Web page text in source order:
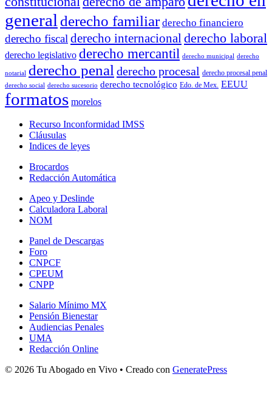
general derecho familiar derecho financiero
derecho fiscal derecho internacionalderecho laboral
derecho legislativo derecho mercantil derecho municipal derecho
notarial derecho penal derecho procesal derecho procesal penal
derecho social derecho sucesorio derecho tecnológico Edo. de Mex. EEUU
formatos morelos
Recurso Inconformidad IMSS
Cláusulas
Indices de leyes
Brocardos
Redacción Automática
Apeo y Deslinde
Calculadora Laboral
NOM
Panel de Descargas
Foro
CNPCF
CPEUM
CNPP
Salario Mínimo MX
Pensión Bienestar
Audiencias Penales
UMA
Redacción Online
© 2026 Tu Abogado en Vivo • Creado con GeneratePress